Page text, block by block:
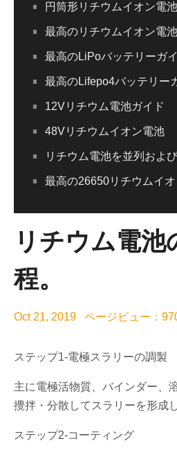
円筒形リチウムイオン電池
最高のリチウムイオン電
最高のLiPoバッテリーガ
最高のLifepo4バッテリー
12Vリチウム電池ガイド
48Vリチウムイオン電池
リチウム電池を並列およ
最高の26650リチウムイ
リチウム電池
程。
Oct 21, 2019 ページビュー：
ステップ1-電極スラリーの調製
主に電極活物質、バインダー、
攪拌・分散してスラリーを形成
ステップ2-コーティング